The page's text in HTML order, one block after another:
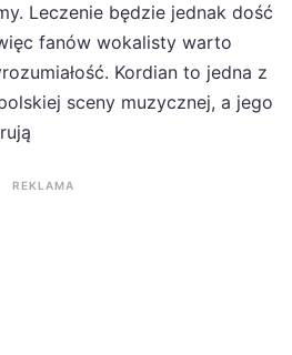
Leczenie będzie jednak dość
fanów wokalisty warto
Kordian to jedna z
sceny muzycznej, a jego
REKLAMA